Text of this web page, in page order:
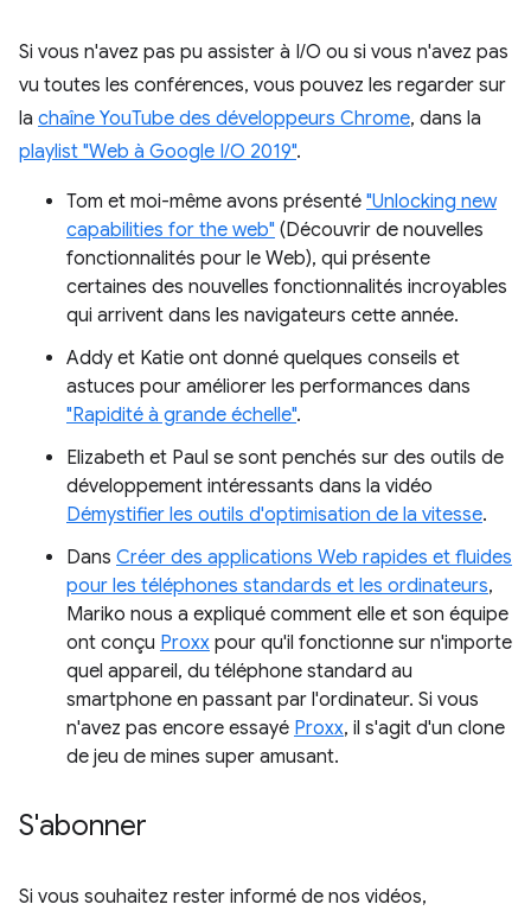
Si vous n'avez pas pu assister à I/O ou si vous n'avez pas
vu toutes les conférences, vous pouvez les regarder sur
la chaîne YouTube des développeurs Chrome, dans la
playlist "Web à Google I/O 2019".
Tom et moi-même avons présenté "Unlocking new
capabilities for the web" (Découvrir de nouvelles
fonctionnalités pour le Web), qui présente
certaines des nouvelles fonctionnalités incroyables
qui arrivent dans les navigateurs cette année.
Addy et Katie ont donné quelques conseils et
astuces pour améliorer les performances dans
"Rapidité à grande échelle".
Elizabeth et Paul se sont penchés sur des outils de
développement intéressants dans la vidéo
Démystifier les outils d'optimisation de la vitesse.
Dans Créer des applications Web rapides et fluides
pour les téléphones standards et les ordinateurs,
Mariko nous a expliqué comment elle et son équipe
ont conçu Proxx pour qu'il fonctionne sur n'importe
quel appareil, du téléphone standard au
smartphone en passant par l'ordinateur. Si vous
n'avez pas encore essayé Proxx, il s'agit d'un clone
de jeu de mines super amusant.
S'abonner
Si vous souhaitez rester informé de nos vidéos,